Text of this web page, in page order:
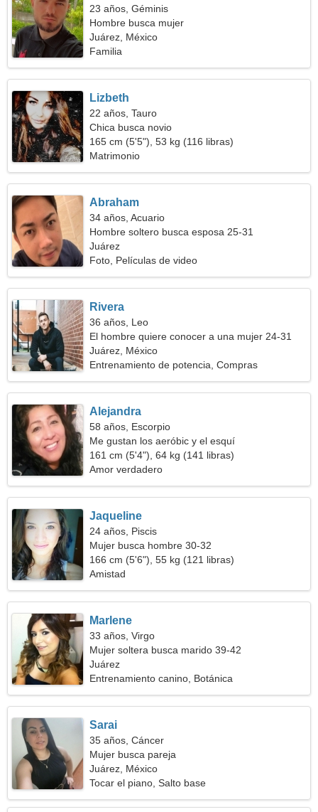
23 años, Géminis
Hombre busca mujer
Juárez, México
Familia
Lizbeth
22 años, Tauro
Chica busca novio
165 cm (5'5"), 53 kg (116 libras)
Matrimonio
Abraham
34 años, Acuario
Hombre soltero busca esposa 25-31
Juárez
Foto, Películas de video
Rivera
36 años, Leo
El hombre quiere conocer a una mujer 24-31
Juárez, México
Entrenamiento de potencia, Compras
Alejandra
58 años, Escorpio
Me gustan los aeróbic y el esquí
161 cm (5'4"), 64 kg (141 libras)
Amor verdadero
Jaqueline
24 años, Piscis
Mujer busca hombre 30-32
166 cm (5'6"), 55 kg (121 libras)
Amistad
Marlene
33 años, Virgo
Mujer soltera busca marido 39-42
Juárez
Entrenamiento canino, Botánica
Sarai
35 años, Cáncer
Mujer busca pareja
Juárez, México
Tocar el piano, Salto base